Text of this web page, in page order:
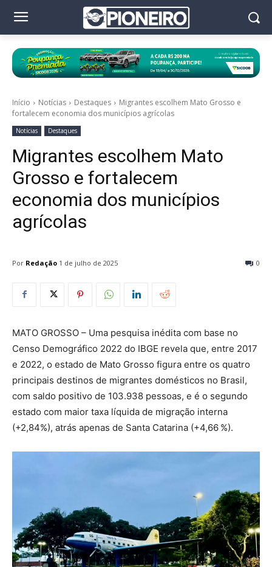
Início Notícias Destaques
Migrantes escolhem Mato Grosso e
fortalecem economia dos municípios agrícolas
Notícias Destaques
Migrantes escolhem Mato
Grosso e fortalecem
economia dos municípios
agrícolas
Por Redação 0
1 de julho de 2025
MATO GROSSO – Uma pesquisa inédita com base no
Censo Demográfico 2022 do IBGE revela que, entre 2017
e 2022, o estado de Mato Grosso figura entre os quatro
principais destinos de migrantes domésticos no Brasil,
com saldo positivo de 103.938 pessoas, e é o segundo
estado com maior taxa líquida de migração interna
(+2,84%), atrás apenas de Santa Catarina (+4,66 %).